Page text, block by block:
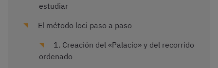
estudiar
El método loci paso a paso
1. Creación del «Palacio» y del recorrido
ordenado